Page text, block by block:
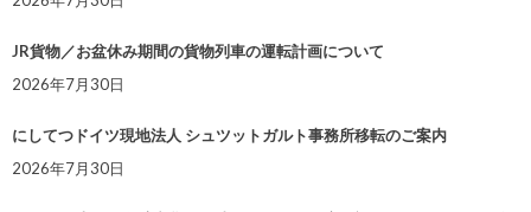
JR貨物／お盆休み期間の貨物列車の運転計画について
2026年7月30日
にしてつドイツ現地法人 シュツットガルト事務所移転のご案内
2026年7月30日